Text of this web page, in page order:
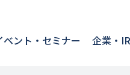
ベント・セミナー 企業・